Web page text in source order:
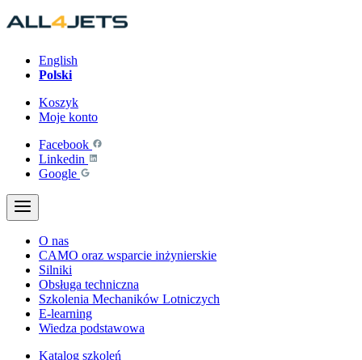
Przejdź
do
English
Polski
Koszyk
Moje konto
Facebook
Linkedin
Google
O nas
CAMO oraz wsparcie inżynierskie
Silniki
Obsługa techniczna
Szkolenia Mechaników Lotniczych
E-learning
Wiedza podstawowa
Katalog szkoleń